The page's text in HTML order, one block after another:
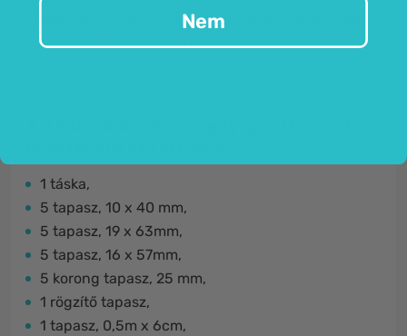
Ideális sportolók, edzők vagy oktatók számára, akik
mindig felkészültek szeretnének lenni a lehetséges
1 táska,
5 tapasz, 10 x 40 mm,
5 tapasz, 19 x 63mm,
5 tapasz, 16 x 57mm,
5 korong tapasz, 25 mm,
1 rögzítő tapasz,
1 tapasz, 0,5m x 6cm,
Nem